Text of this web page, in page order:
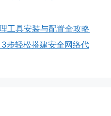
工具安装与配置全攻略
步轻松搭建安全网络代